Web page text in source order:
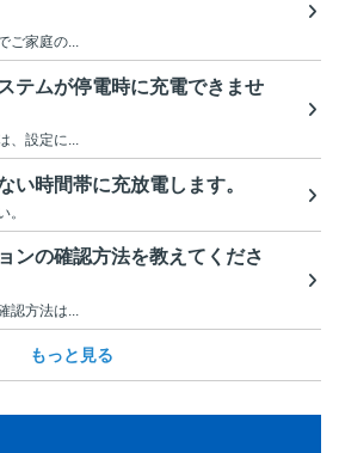
ご家庭の...
テムが停電時に充電できませ
、設定に...
い時間帯に充放電します。
。
ンの確認方法を教えてくださ
認方法は...
もっと見る